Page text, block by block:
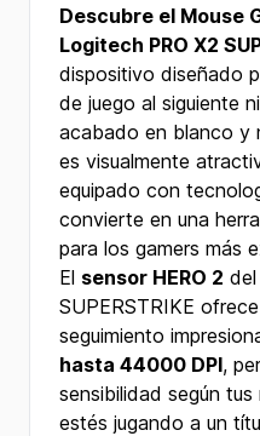
Descubre el Mouse
Logitech PRO X2
dispositivo diseñado
de juego al siguiente
acabado en blanco y
es visualmente
equipado con
convierte en una
para los gamers más
El sensor HERO 2
SUPERSTRIKE
seguimiento
hasta 44000 DPI,
sensibilidad según
estés jugando a un